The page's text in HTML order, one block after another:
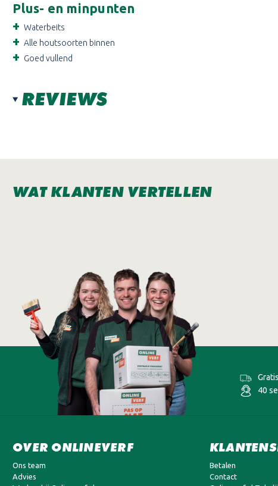
Plus- en minpunten
Waterbeits
Alle houtsoorten binnen
Goed vullend
REVIEWS
WAT KLANTEN VERTELLEN
40
OVER ONLINEVERF
Ons team
Advies
Betalen
Contact